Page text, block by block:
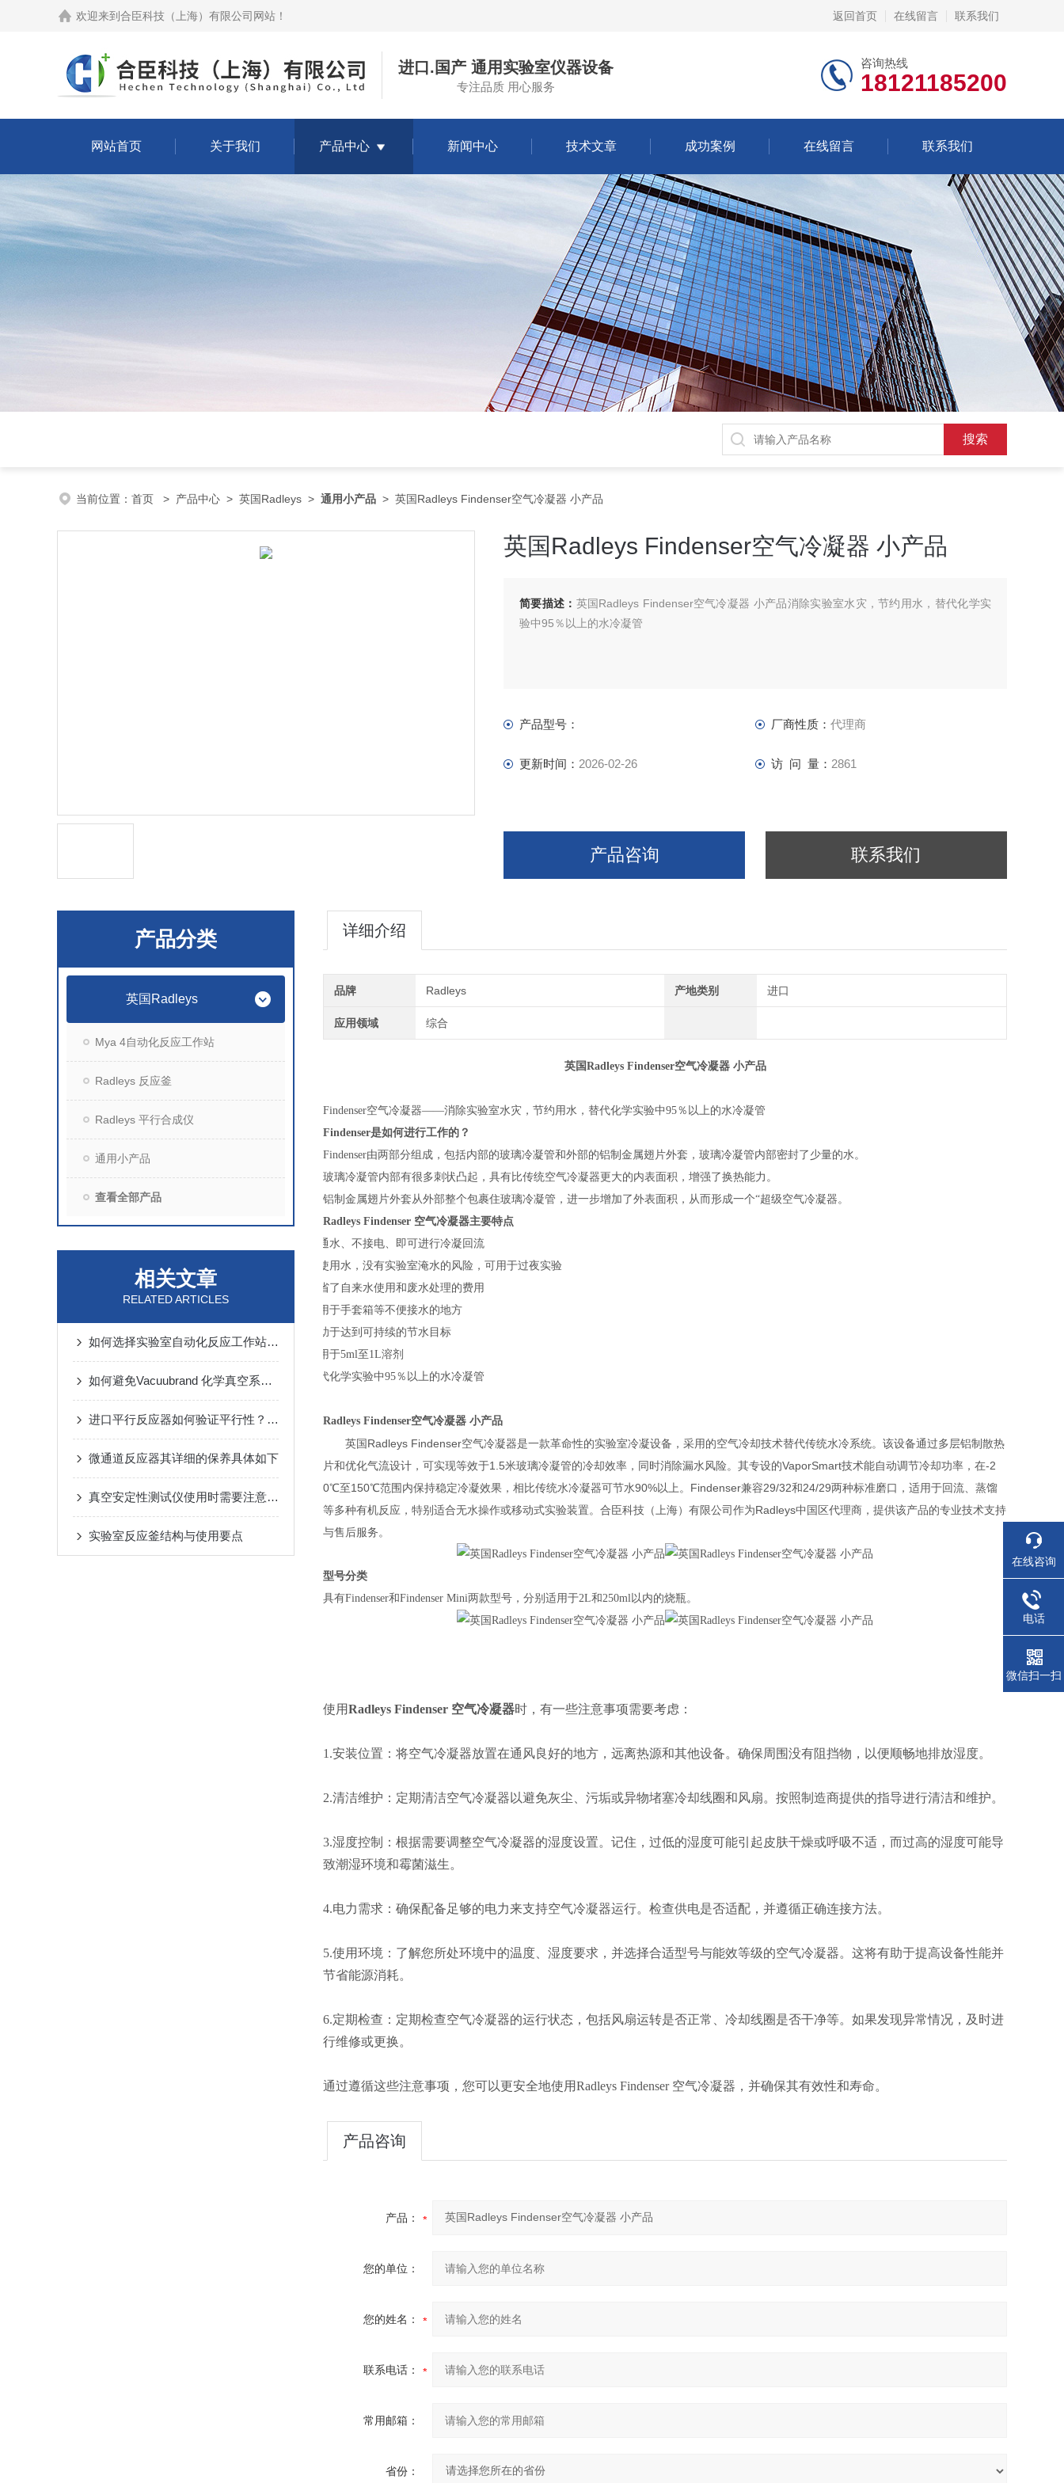
欢迎来到 合臣科技（上海）有限公司网站 ！ 返回首页 在线留言 联系我们
进口.国产 通用实验室仪器设备
专注品质 用心服务
咨询热线
18121185200
网站首页 关于我们 产品中心 新闻中心 技术文章 成功案例 在线留言 联系我们
当前位置： 首页 > 产品中心 > 英国Radleys > 通用小产品 > 英国Radleys Findenser空气冷凝器 小产品
英国Radleys Findenser空气冷凝器 小产品
简要描述： 英国Radleys Findenser空气冷凝器 小产品消除实验室水灾，节约用水，替代化学实
验中95％以上的水冷凝管
产品型号： 厂商性质： 代理商
更新时间： 2026-02-26 访 问 量： 2861
产品咨询 联系我们
产品分类
英国Radleys
Mya 4自动化反应工作站
Radleys 反应釜
Radleys 平行合成仪
通用小产品
查看全部产品
相关文章
RELATED ARTICLES
如何选择实验室自动化反应工作站？以Radleys Mya 4为例
如何避免Vacuubrand 化学真空系统出现污染
进口平行反应器如何验证平行性？方法有哪些？
微通道反应器其详细的保养具体如下
真空安定性测试仪使用时需要注意哪些事项？
实验室反应釜结构与使用要点
详细介绍
品牌 Radleys 产地类别 进口
应用领域 综合
英国Radleys Findenser空气冷凝器 小产品
Findenser空气冷凝器——消除实验室水灾，节约用水，替代化学实验中95％以上的水冷凝管
Findenser是如何进行工作的？
Findenser由两部分组成，包括内部的玻璃冷凝管和外部的铝制金属翅片外套，玻璃冷凝管内部密封了少量的水。
玻璃冷凝管内部有很多刺状凸起，具有比传统空气冷凝器更大的内表面积，增强了换热能力。
铝制金属翅片外套从外部整个包裹住玻璃冷凝管，进一步增加了外表面积，从而形成一个“超级空气冷凝器。
Radleys Findenser 空气冷凝器主要特点
l 不通水、不接电、即可进行冷凝回流
l 不使用水，没有实验室淹水的风险，可用于过夜实验
l 节省了自来水使用和废水处理的费用
l 可用于手套箱等不便接水的地方
l 有助于达到可持续的节水目标
l 适用于5ml至1L溶剂
l 替代化学实验中95％以上的水冷凝管
英国Radleys Findenser空气冷凝器 小产品
英国Radleys Findenser空气冷凝器是一款革命性的实验室冷凝设备，采用的空气冷却技术替代传统水冷系统。该设备通过多层铝制散热
片和优化气流设计，可实现等效于1.5米玻璃冷凝管的冷却效率，同时消除漏水风险。其专设的VaporSmart技术能自动调节冷却功率，在-2
0℃至150℃范围内保持稳定冷凝效果，相比传统水冷凝器可节水90%以上。Findenser兼容29/32和24/29两种标准磨口，适用于回流、蒸馏
等多种有机反应，特别适合无水操作或移动式实验装置。合臣科技（上海）有限公司作为Radleys中国区代理商，提供该产品的专业技术支持
与售后服务。
型号分类
具有Findenser和Findenser Mini两款型号，分别适用于2L和250ml以内的烧瓶。
使用Radleys Findenser 空气冷凝器时，有一些注意事项需要考虑：
1.安装位置：将空气冷凝器放置在通风良好的地方，远离热源和其他设备。确保周围没有阻挡物，以便顺畅地排放湿度。
2.清洁维护：定期清洁空气冷凝器以避免灰尘、污垢或异物堵塞冷却线圈和风扇。按照制造商提供的指导进行清洁和维护。
3.湿度控制：根据需要调整空气冷凝器的湿度设置。记住，过低的湿度可能引起皮肤干燥或呼吸不适，而过高的湿度可能导
致潮湿环境和霉菌滋生。
4.电力需求：确保配备足够的电力来支持空气冷凝器运行。检查供电是否适配，并遵循正确连接方法。
5.使用环境：了解您所处环境中的温度、湿度要求，并选择合适型号与能效等级的空气冷凝器。这将有助于提高设备性能并
节省能源消耗。
6.定期检查：定期检查空气冷凝器的运行状态，包括风扇运转是否正常、冷却线圈是否干净等。如果发现异常情况，及时进
行维修或更换。
通过遵循这些注意事项，您可以更安全地使用Radleys Findenser 空气冷凝器，并确保其有效性和寿命。
产品咨询
产品：
您的单位：
您的姓名：
联系电话：
常用邮箱：
省份：
在线咨询
电话
微信扫一扫